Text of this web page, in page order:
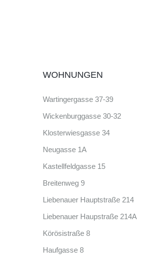
WOHNUNGEN
Wartingergasse 37-39
Wickenburggasse 30-32
Klosterwiesgasse 34
Neugasse 1A
Kastellfeldgasse 15
Breitenweg 9
Liebenauer Hauptstraße 214
Liebenauer Haupstraße 214A
Körösistraße 8
Haufgasse 8